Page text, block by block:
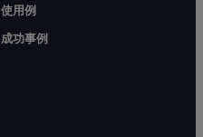
使用例
成功事例